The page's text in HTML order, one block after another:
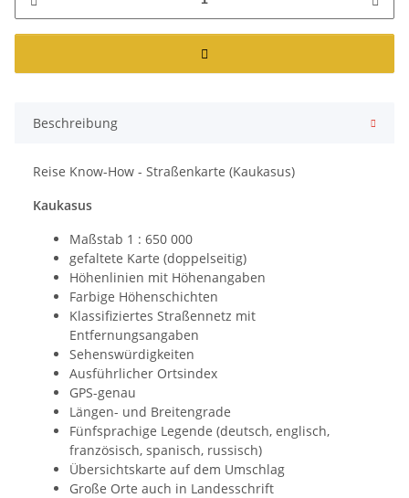
Beschreibung
Reise Know-How - Straßenkarte (Kaukasus)
Kaukasus
Maßstab 1 : 650 000
gefaltete Karte (doppelseitig)
Höhenlinien mit Höhenangaben
Farbige Höhenschichten
Klassifiziertes Straßennetz mit
Entfernungsangaben
Sehenswürdigkeiten
Ausführlicher Ortsindex
GPS-genau
Längen- und Breitengrade
Fünfsprachige Legende (deutsch, englisch,
französisch, spanisch, russisch)
Übersichtskarte auf dem Umschlag
Große Orte auch in Landesschrift